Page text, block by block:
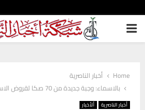
PRIMARY
Home
أخبار الناصرية
بالاسماء: وجبة جديدة من 70 صكا لقروض الاسكان في ذي قار
أخبار الناصرية ألأخبار